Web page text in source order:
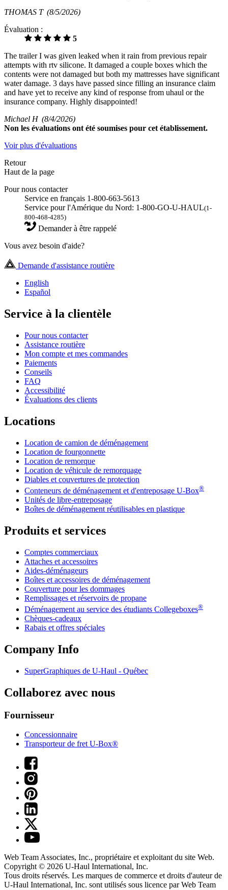
THOMAS T (8/5/2026)
Évaluation :
5
The trailer I was given leaked when it rain from previous repair
attempts with rtv silicone. It damaged a couple boxes which the
contents were not damaged but both my mattresses have significant
water damage. 3 days have passed since filling an insurance claim
and have yet to receive any kind of response from uhaul or the
insurance company. Highly disappointed!
Michael H (8/4/2026)
Non les évaluations ont été soumises pour cet établissement.
Voir plus d'évaluations
Retour
Haut de la page
Pour nous contacter
Service en français 1-800-663-5613
Service pour l'Amérique du Nord: 1-800-GO-U-HAUL(1-
800-468-4285)
Demander à être rappelé
Vous avez besoin d'aide?
Demande d'assistance routière
English
Español
Service à la clientèle
Pour nous contacter
Assistance routière
Mon compte et mes commandes
Paiements
Conseils
FAQ
Accessibilité
Évaluations des clients
Locations
Location de camion de déménagement
Location de fourgonnette
Location de remorque
Location de véhicule de remorquage
Diables et couvertures de protection
Conteneurs de déménagement et d'entreposage U-Box®
Unités de libre-entreposage
Boîtes de déménagement réutilisables en plastique
Produits et services
Comptes commerciaux
Attaches et accessoires
Aides-déménageurs
Boîtes et accessoires de déménagement
Couverture pour les dommages
Remplissages et réservoirs de propane
Déménagement au service des étudiants Collegeboxes®
Chèques-cadeaux
Rabais et offres spéciales
Company Info
SuperGraphiques de U-Haul - Québec
Collaborez avec nous
Fournisseur
Concessionnaire
Transporteur de fret U-Box®
Web Team Associates, Inc., propriétaire et exploitant du site Web.
Copyright © 2026 U-Haul International, Inc.
Tous droits réservés. Les marques de commerce et droits d'auteur de
U-Haul International, Inc. sont utilisés sous licence par Web Team